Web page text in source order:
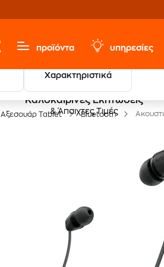
προϊόντα υπηρεσίες
Χαρακτηριστικά
Καλοκαιρινές Εκπτώσεις
& Άπαιχτες Τιμές
Αξεσουάρ Tablet Bluetooth